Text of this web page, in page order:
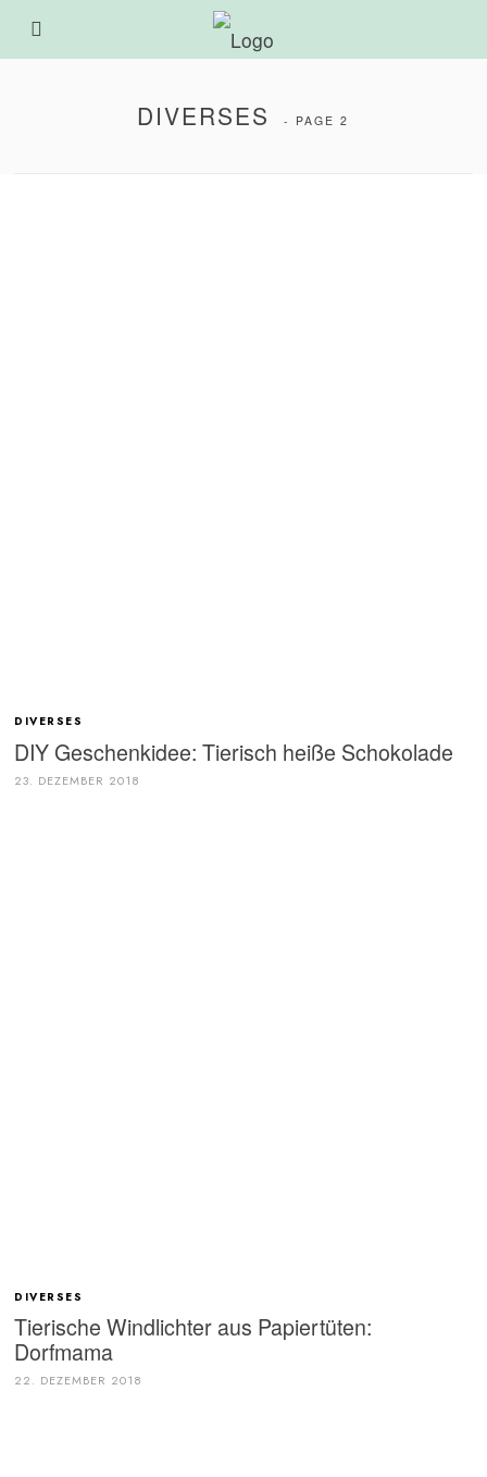
DIVERSES - PAGE 2
DIVERSES
DIY Geschenkidee: Tierisch heiße Schokolade
23. DEZEMBER 2018
DIVERSES
Tierische Windlichter aus Papiertüten:
Dorfmama
22. DEZEMBER 2018